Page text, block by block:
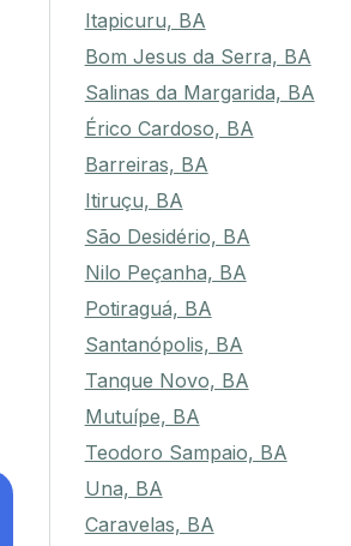
Itapicuru, BA
Bom Jesus da Serra, BA
Salinas da Margarida, BA
Érico Cardoso, BA
Barreiras, BA
Itiruçu, BA
São Desidério, BA
Nilo Peçanha, BA
Potiraguá, BA
Santanópolis, BA
Tanque Novo, BA
Mutuípe, BA
Teodoro Sampaio, BA
Una, BA
Caravelas, BA